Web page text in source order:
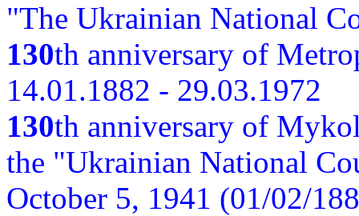
"The Ukrainian National
130th anniversary of
14.01.1882 - 29.03.1972
130th anniversary of
the "Ukrainian National
October 5, 1941 (01/02/